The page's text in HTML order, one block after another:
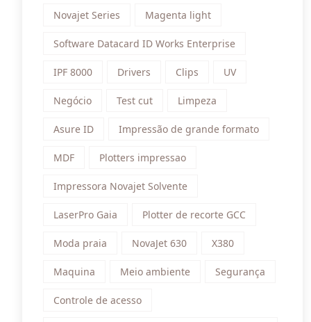
Novajet Series Magenta light
Software Datacard ID Works Enterprise
IPF 8000 Drivers Clips UV
Negócio Test cut Limpeza
Asure ID Impressão de grande formato
MDF Plotters impressao
Impressora Novajet Solvente
LaserPro Gaia Plotter de recorte GCC
Moda praia NovaJet 630 X380
Maquina Meio ambiente Segurança
Controle de acesso